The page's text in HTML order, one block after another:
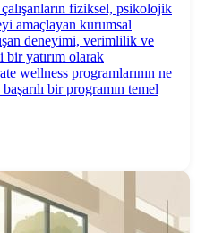
fiziksel, psikolojik
amaçlayan kurumsal
deneyimi, verimlilik ve
bir yatırım olarak
wellness programlarının ne
bir programın temel